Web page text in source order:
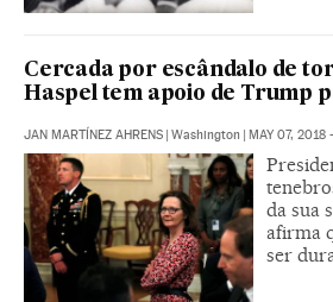
Cercada por escândalo de
Haspel tem apoio de Trump
JAN MARTÍNEZ AHRENS | Washington | MAY 07, 2018
da sua
afirma
ser